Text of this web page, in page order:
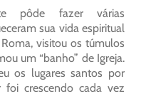
pôde fazer várias
sua vida espiritual
visitou os túmulos
um “banho” de Igreja.
os lugares santos por
foi crescendo cada vez